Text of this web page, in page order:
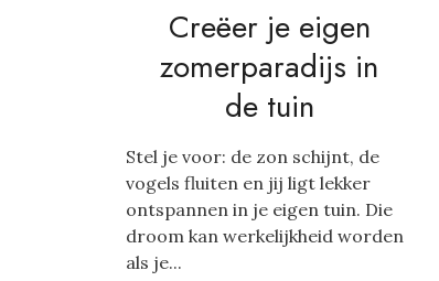
Creëer je eigen
zomerparadijs in
de tuin
Stel je voor: de zon schijnt, de
vogels fluiten en jij ligt lekker
ontspannen in je eigen tuin. Die
droom kan werkelijkheid worden
als je...